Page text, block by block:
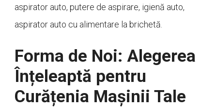
aspirator auto, putere de aspirare, igienă auto,
aspirator auto cu alimentare la brichetă.
Forma de Noi: Alegerea
Înțeleaptă pentru
Curățenia Mașinii Tale